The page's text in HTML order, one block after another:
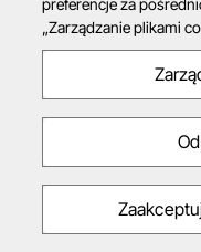
preferencje za
„Zarządzanie plikami